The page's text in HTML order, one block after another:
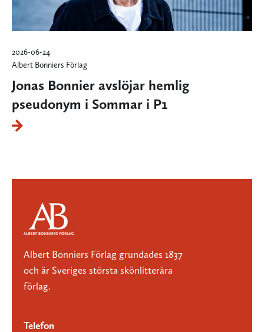
2026-06-24
Albert Bonniers Förlag
Jonas Bonnier avslöjar hemlig
pseudonym i Sommar i P1
Albert Bonniers Förlag grundades 1837
och är Sveriges största skönlitterära
förlag.
Telefon